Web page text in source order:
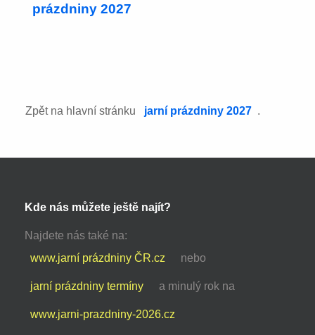
prázdniny 2027
Zpět na hlavní stránku jarní prázdniny 2027 .
Kde nás můžete ještě najít?
Najdete nás také na:
www.jarní prázdniny ČR.cz
nebo
jarní prázdniny termíny a minulý rok na
www.jarni-prazdniny-2026.cz